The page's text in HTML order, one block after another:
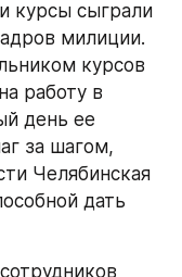
курсы сыграли
милиции.
курсов
работу в
день ее
за шагом,
Челябинская
дать